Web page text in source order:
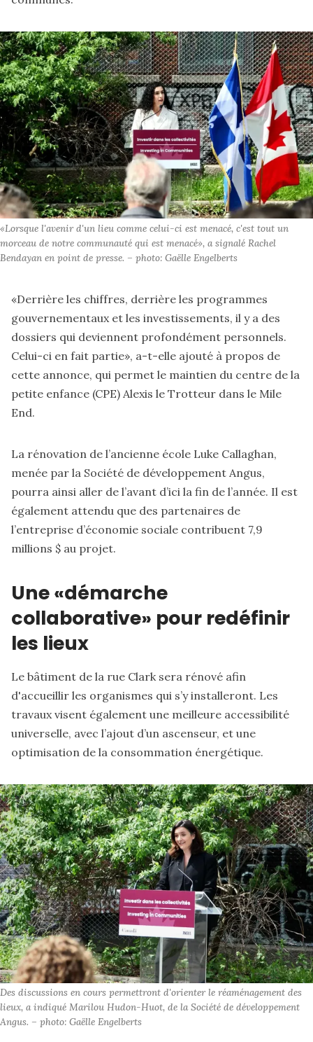
«Lorsque l'avenir d'un lieu comme celui-ci est menacé, c'est tout un
morceau de notre communauté qui est menacé», a signalé Rachel
Bendayan en point de presse. – photo: Gaëlle Engelberts
«Derrière les chiffres, derrière les programmes
gouvernementaux et les investissements, il y a des
dossiers qui deviennent profondément personnels.
Celui-ci en fait partie», a-t-elle ajouté à propos de
cette annonce, qui permet le maintien du centre de la
petite enfance (CPE) Alexis le Trotteur dans le Mile
End.
La rénovation de l’ancienne école Luke Callaghan,
menée par la Société de développement Angus,
pourra ainsi aller de l’avant d’ici la fin de l’année. Il est
également attendu que des partenaires de
l’entreprise d’économie sociale contribuent 7,9
millions $ au projet.
Une «démarche
collaborative» pour redéfinir
les lieux
Le bâtiment de la rue Clark sera rénové afin
d'accueillir les organismes qui s’y installeront. Les
travaux visent également une meilleure accessibilité
universelle, avec l’ajout d’un ascenseur, et une
optimisation de la consommation énergétique.
Des discussions en cours permettront d'orienter le réaménagement des
lieux, a indiqué Marilou Hudon-Huot, de la Société de développement
Angus. – photo: Gaëlle Engelberts